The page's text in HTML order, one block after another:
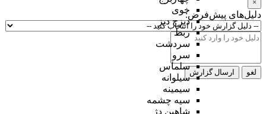
خوی
دیزج دیز
ربط
سردشت
سرو
سلماس
سیلوانه
سیمینه
سیه چشمه
شاهین دژ
×
دلیل‌های پیش‌فرض:
لغو ارسال گزارش